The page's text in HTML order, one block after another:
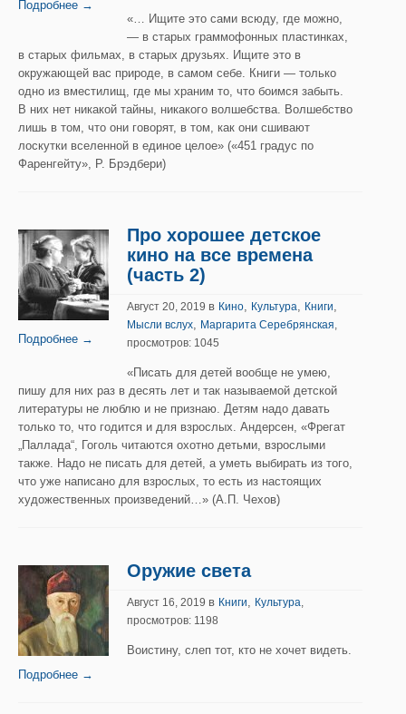
Подробнее →
«… Ищите это сами всюду, где можно,
— в старых граммофонных пластинках,
в старых фильмах, в старых друзьях. Ищите это в
окружающей вас природе, в самом себе. Книги — только
одно из вместилищ, где мы храним то, что боимся забыть.
В них нет никакой тайны, никакого волшебства. Волшебство
лишь в том, что они говорят, в том, как они сшивают
лоскутки вселенной в единое целое» («451 градус по
Фаренгейту», Р. Брэдбери)
Подробнее →
Про хорошее детское
кино на все времена
(часть 2)
Август 20, 2019 в Кино, Культура, Книги,
Мысли вслух, Маргарита Серебрянская,
просмотров: 1045
«Писать для детей вообще не умею,
пишу для них раз в десять лет и так называемой детской
литературы не люблю и не признаю. Детям надо давать
только то, что годится и для взрослых. Андерсен, «Фрегат
„Паллада“, Гоголь читаются охотно детьми, взрослыми
также. Надо не писать для детей, а уметь выбирать из того,
что уже написано для взрослых, то есть из настоящих
художественных произведений…» (А.П. Чехов)
Подробнее →
Оружие света
Август 16, 2019 в Книги, Культура,
просмотров: 1198
Воистину, слеп тот, кто не хочет видеть.